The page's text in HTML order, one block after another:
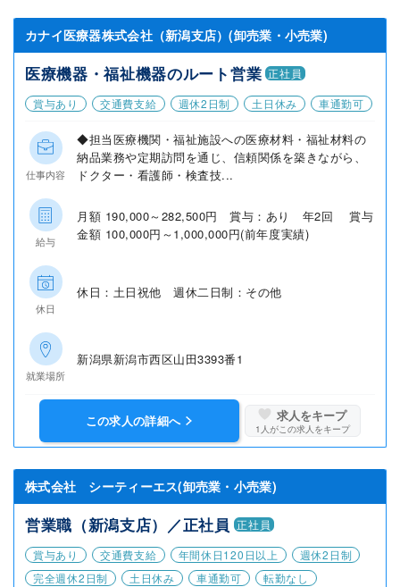
カナイ医療器株式会社（新潟支店）(卸売業・小売業)
医療機器・福祉機器のルート営業 正社員
賞与あり
交通費支給 週休2日制 土日休み 車通勤可
仕事内容
◆担当医療機関・福祉施設への医療材料・福祉材料の
納品業務や定期訪問を通じ、信頼関係を築きながら、
ドクター・看護師・検査技...
給与
月額 190,000～282,500円 賞与：あり 年2回 賞与
金額 100,000円～1,000,000円(前年度実績)
休日
休日：土日祝他 週休二日制：その他
就業場所
新潟県新潟市西区山田3393番1
この求人の詳細へ 求人をキープ
1 人がこの求人をキープ
株式会社 シーティーエス(卸売業・小売業)
営業職（新潟支店）／正社員 正社員
賞与あり
交通費支給 年間休日120日以上
週休2日制
完全週休2日制
土日休み 車通勤可 転勤なし